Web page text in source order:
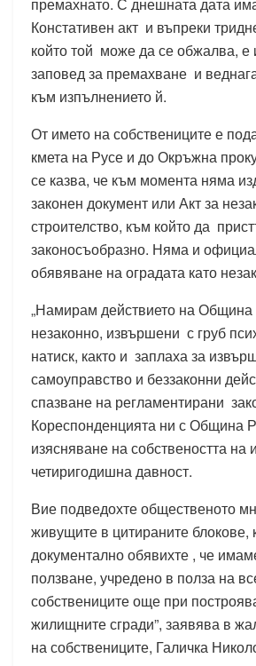
Констативен акт и въпреки
който той може да се обжалва, е
заповед за премахване и
към изпълнението й.
От името на собствениците е
кмета на Русе и до Окръжна
се казва, че към момента няма
законен документ или Акт за
строителство, към който да
законосъобразно. Няма и
обявяване на оградата като
„Намирам действието на Община
незаконно, извършени с груб
натиск, както и заплаха за
самоуправство и беззаконни
спазване на регламентирани
Кореспонденцията ни с Община
изясняване на собствеността на
четиригодишна давност.
Вие подведохте общественото
живущите в цитираните блокове,
документално обявихте , че
ползване, учредено в полза на
собствениците още при
жилищните сгради”, заявява в
на собствениците, Галичка